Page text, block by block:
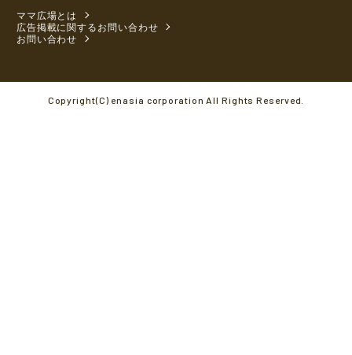
ママ広場とは
広告掲載に関するお問い合わせ
お問い合わせ
Copyright(C) enasia corporation All Rights Reserved.